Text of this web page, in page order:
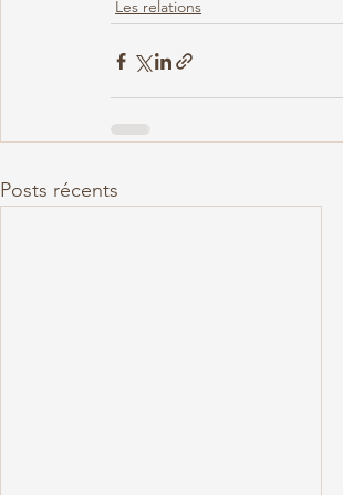
Les relations
Posts récents